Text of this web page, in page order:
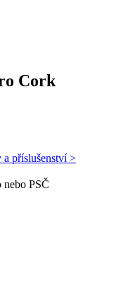
Cork
příslušenství >
nebo PSČ